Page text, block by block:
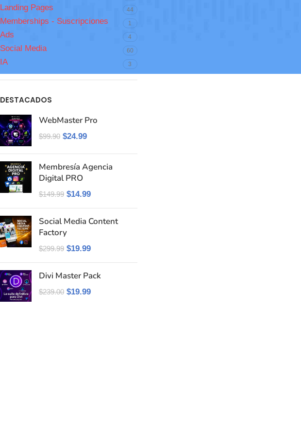
Landing Pages 44
Memberships - Suscripciones 1
Ads 4
Social Media 60
IA 3
DESTACADOS
WebMaster Pro
$99.90 $24.99
Membresía Agencia
Digital PRO
$149.99 $14.99
Social Media Content
Factory
$299.99 $19.99
Divi Master Pack
$239.00 $19.99